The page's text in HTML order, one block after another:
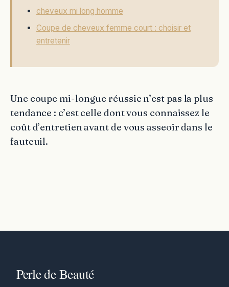
cheveux mi long homme
Coupe de cheveux femme court : choisir et
entretenir
Une coupe mi-longue réussie n’est pas la plus
tendance : c’est celle dont vous connaissez le
coût d’entretien avant de vous asseoir dans le
fauteuil.